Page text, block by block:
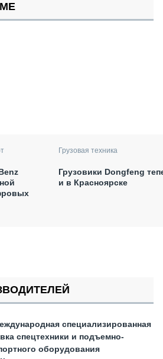
Грузовая техника
Грузовики Dongfeng
и в Красноярске
специализированная
спецтехники и подъемно-
оборудования